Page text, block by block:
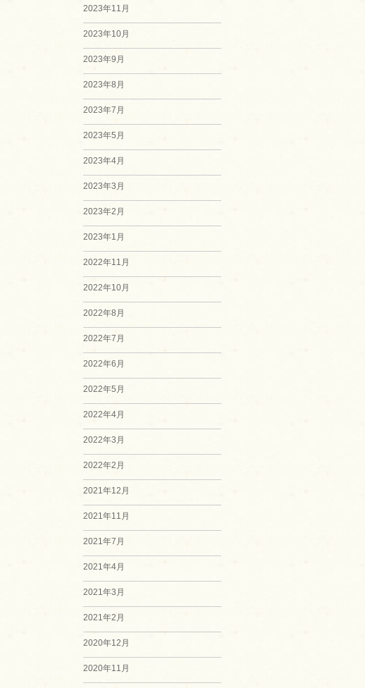
2023年11月
2023年10月
2023年9月
2023年8月
2023年7月
2023年5月
2023年4月
2023年3月
2023年2月
2023年1月
2022年11月
2022年10月
2022年8月
2022年7月
2022年6月
2022年5月
2022年4月
2022年3月
2022年2月
2021年12月
2021年11月
2021年7月
2021年4月
2021年3月
2021年2月
2020年12月
2020年11月